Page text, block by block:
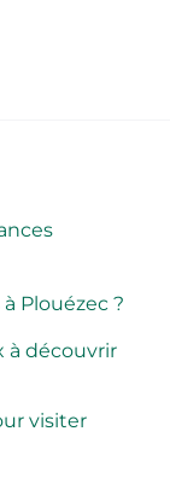
Plouézec ?
à découvrir
visiter